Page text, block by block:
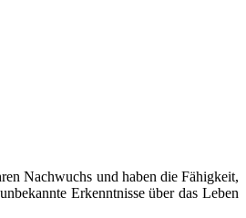
Nachwuchs und haben die Fähigkeit,
Erkenntnisse über das Leben